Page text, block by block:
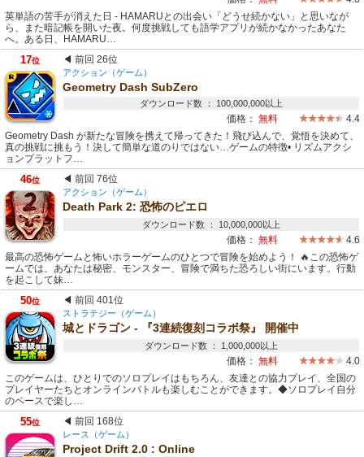
英単語の苦手が消えた日 - HAMARUとの出会い「どうせ続かない」と思いなが
ら、また暗記帳を開いた夜。何度挑戦しても語学アプリが続かなかったあなた
へ。ある日、HAMARU…
17位 ◀ 前回 26位
アクション（ゲーム）
Geometry Dash SubZero
ダウンロード数 ： 100,000,000以上
価格： 無料
4.4
Geometry Dash が新たな冒険を携えて帰ってきた！飛び込んで、覚悟を決めて、
真の挑戦に挑もう！決して簡単な道のりではない…ゲームの特徴• リズムアクシ
ョンプラットフ…
46位 ◀ 前回 76位
アクション（ゲーム）
Death Park 2: 恐怖のピエロ
ダウンロード数 ： 10,000,000以上
価格： 無料
4.6
最高の恐怖ゲームと怖いホラーゲームのひとつで冒険を始めよう！ 🔥この恐怖ゲ
ームでは、あなたは秘密、モンスター、冒険で満ちた恐ろしい街にいます。行動
を起こして妹…
50位 ◀ 前回 401位
ストラテジー（ゲーム）
城とドラゴン - 『3連続復刻コラボ祭』 開催中
ダウンロード数 ： 1,000,000以上
価格： 無料
4.0
このゲームは、ひとりでのソロプレイはもちろん、友達との協力プレイ、全国の
プレイヤーたちとオンラインバトルも楽しむことができます。◆ソロプレイ自分
のペースで楽し…
55位 ◀ 前回 168位
レース（ゲーム）
Project Drift 2.0 : Online